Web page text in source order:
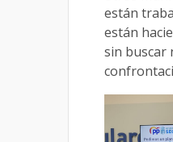
están
están
sin buscar